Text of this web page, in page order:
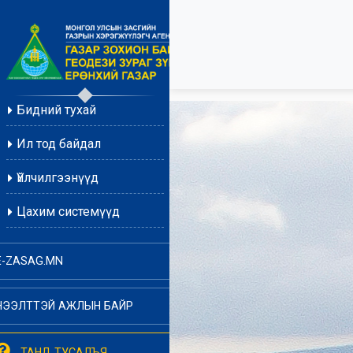
Бидний тухай
Ил тод байдал
Үйлчилгээнүүд
Цахим системүүд
ZASAG.MN
АЖЛЫН БАЙР